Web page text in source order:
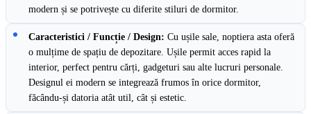
modern și se potrivește cu diferite stiluri de dormitor.
Caracteristici / Funcție / Design: Cu ușile sale, noptiera asta oferă
o mulțime de spațiu de depozitare. Ușile permit acces rapid la
interior, perfect pentru cărți, gadgeturi sau alte lucruri personale.
Designul ei modern se integrează frumos în orice dormitor,
făcându-și datoria atât util, cât și estetic.